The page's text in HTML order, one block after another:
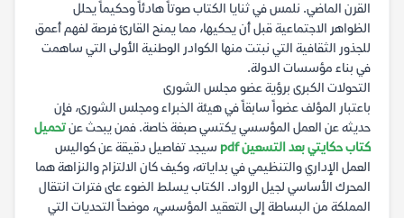
القرن الماضي. نلمس في ثنايا الكتاب صوتاً هادئاً وحكيماً يحلل
الظواهر الاجتماعية قبل أن يحكيها، مما يمنح القارئ فرصة لفهم أعمق
للجذور الثقافية التي نبتت منها الكوادر الوطنية الأولى التي ساهمت
في بناء مؤسسات الدولة.
التحولات الكبرى برؤية عضو مجلس الشورى
باعتبار المؤلف عضواً سابقاً في هيئة الخبراء ومجلس الشورى، فإن
حديثه عن العمل المؤسسي يكتسي صبغة خاصة. فمن يبحث عنتحميل
كتاب حكايتي بعد التسعين pdf
سيجد تفاصيل دقيقة عن كواليس
العمل الإداري والتنظيمي في بداياته، وكيف كان الالتزام والنزاهة هما
المحرك الأساسي لجيل الرواد. الكتاب يسلط الضوء على فترات انتقال
المملكة من البساطة إلى التعقيد المؤسسي، موضحاً التحديات التي